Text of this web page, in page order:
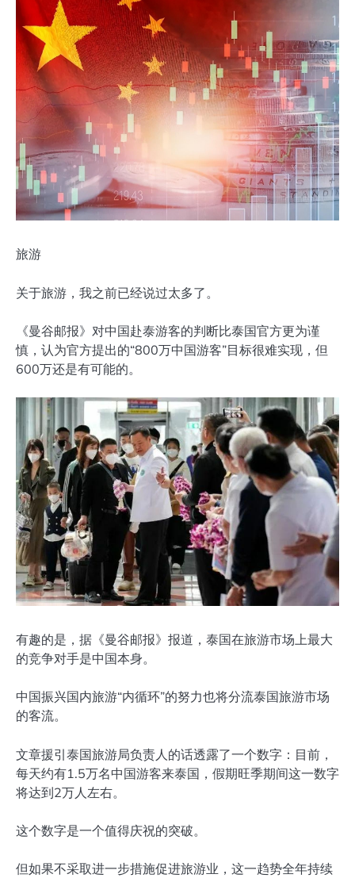
旅游
关于旅游，我之前已经说过太多了。
《曼谷邮报》对中国赴泰游客的判断比泰国官方更为谨
慎，认为官方提出的“800万中国游客”目标很难实现，但
600万还是有可能的。
有趣的是，据《曼谷邮报》报道，泰国在旅游市场上最大
的竞争对手是中国本身。
中国振兴国内旅游“内循环”的努力也将分流泰国旅游市场
的客流。
文章援引泰国旅游局负责人的话透露了一个数字：目前，
每天约有1.5万名中国游客来泰国，假期旺季期间这一数字
将达到2万人左右。
这个数字是一个值得庆祝的突破。
但如果不采取进一步措施促进旅游业，这一趋势全年持续